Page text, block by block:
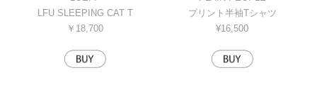
LFU SLEEPING CAT T
￥18,700
プリント半袖Tシャツ
¥16,500